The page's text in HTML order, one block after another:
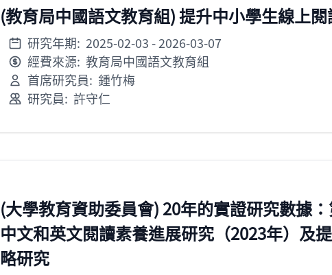
(教育局中國語文教育組) 提升中小學生線上
研究年期: 2025-02-03- 2026-03-07
經費來源: 教育局中國語文教育組
首席研究員: 鍾竹梅
研究員: 許守仁
(大學教育資助委員會) 20年的實證研究數據
中文和英文閱讀素養進展研究（2023年）及
略研究